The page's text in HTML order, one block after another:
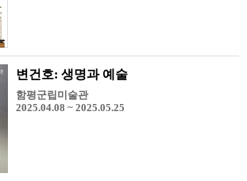
변건호: 생명과 예술
함평군립미술관
2025.04.08 ~ 2025.05.25